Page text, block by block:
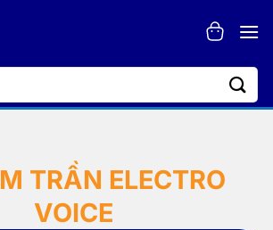
TRẦN ELECTRO
VOICE